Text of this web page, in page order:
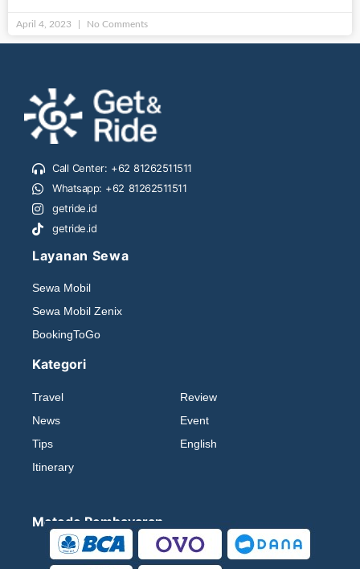
April 4, 2023 No Comments
Call Center: +62 81262511511
Whatsapp: +62 81262511511
getride.id
getride.id
Layanan Sewa
Sewa Mobil
Sewa Mobil Zenix
BookingToGo
Kategori
Travel
News
Tips
Itinerary
Review
Event
English
Metode Pembayaran